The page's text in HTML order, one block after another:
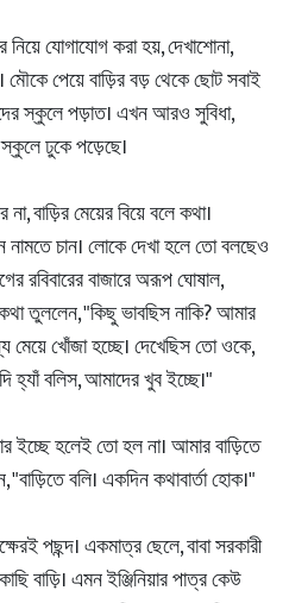
যোগাযোগ করা হয়, দেখাশোনা,
মৌকে পেয়ে বাড়ির বড় থেকে ছোট সবাই
স্কুলে পড়াত। এখন আরও সুবিধা,
ঢুকে পড়েছে।
বাড়ির মেয়ের বিয়ে বলে কথা।
চান। লোকে দেখা হলে তো বলছেও
রবিবারের বাজারে অরূপ ঘোষাল,
তুললেন, "কিছু ভাবছিস নাকি? আমার
মেয়ে খোঁজা হচ্ছে। দেখেছিস তো ওকে,
হ্যাঁ বলিস, আমাদের খুব ইচ্ছে।"
ইচ্ছে হলেই তো হল না। আমার বাড়িতে
বলি। একদিন কথাবার্তা হোক।"
পছন্দ। একমাত্র ছেলে, বাবা সরকারী
বাড়ি। এমন ইঞ্জিনিয়ার পাত্র কেউ